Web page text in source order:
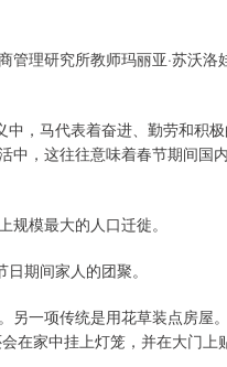
理研究所教师玛丽亚·苏沃
，马代表着奋进、勤劳和积
中，这往往意味着春节期间国
模最大的人口迁徙。
期间家人的团聚。
另一项传统是用花草装点房屋
在家中挂上灯笼，并在大门上